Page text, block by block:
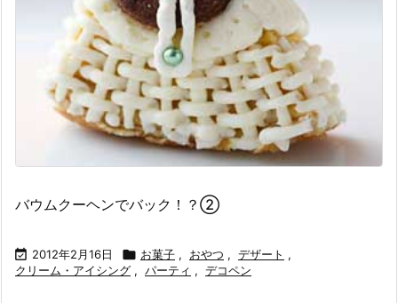
バウムクーヘンでバック！？②
 2012年2月16日  お菓子 , おやつ , デザート ,
クリーム・アイシング , パーティ , デコペン